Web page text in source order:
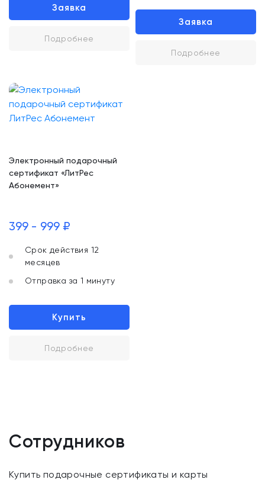
Заявка
Подробнее
Заявка
Подробнее
Электронный подарочный
сертификат «ЛитРес
Абонемент»
399 - 999 ₽
Срок действия 12
месяцев
Отправка за 1 минуту
Купить
Подробнее
Сотрудников
Купить подарочные сертификаты и карты